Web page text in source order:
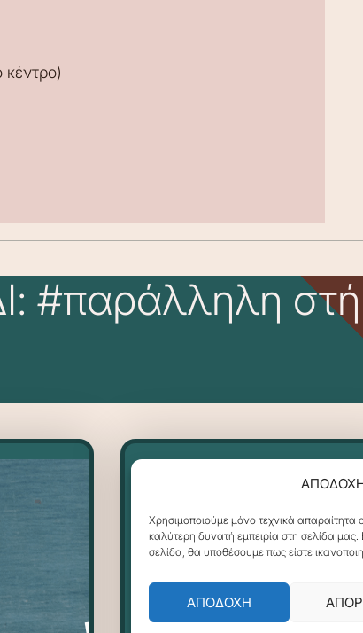
ΑΠΟΔΟΧΗ
Χρησιμοποιούμε μόνο τεχνικά
καλύτερη δυνατή εμπειρία στη σελίδα μας.
σελίδα, θα υποθέσουμε πως είστε
ΑΠΟΔΟΧΗ
#παράλληλη